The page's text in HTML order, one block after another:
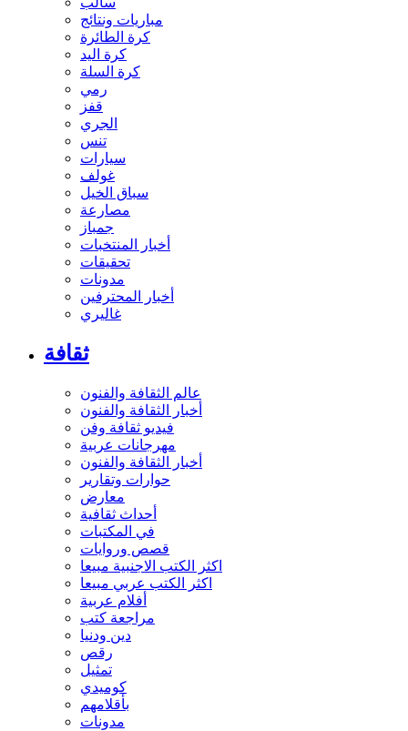
مباريات ونتائج
كرة الطائرة
كرة اليد
كرة السلة
رمي
قفز
الجري
تنس
سيارات
غولف
سباق الخيل
مصارعة
جمباز
أخبار المنتخبات
تحقيقات
مدونات
أخبار المحترفين
غاليري
ثقافة
عالم الثقافة والفنون
أخبار الثقافة والفنون
فيديو ثقافة وفن
مهرجانات عربية
أخبار الثقافة والفنون
حوارات وتقارير
معارض
أحداث ثقافية
في المكتبات
قصص وروايات
اكثر الكتب الاجنبية مبيعا
اكثر الكتب عربي مبيعا
أفلام عربية
مراجعة كتب
دين ودنيا
رقص
تمثيل
كوميدي
بأقلامهم
مدونات